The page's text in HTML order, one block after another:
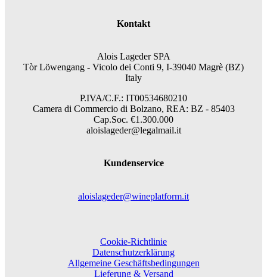
Kontakt
Alois Lageder SPA
Tòr Löwengang - Vicolo dei Conti 9, I-39040 Magrè (BZ)
Italy
P.IVA/C.F.: IT00534680210
Camera di Commercio di Bolzano, REA: BZ - 85403
Cap.Soc. €1.300.000
aloislageder@legalmail.it
Kundenservice
aloislageder@wineplatform.it
Cookie-Richtlinie
Datenschutzerklärung
Allgemeine Geschäftsbedingungen
Lieferung & Versand